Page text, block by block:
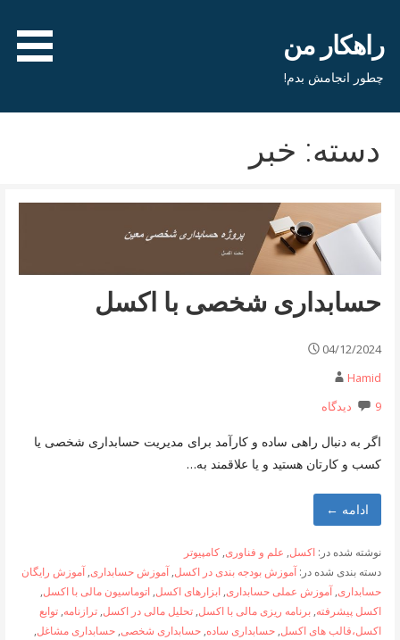
محتواراهکار من
چطور انجامش بدم!
دسته: خبر
حسابداری شخصی با اکسل
04/12/2024
Hamid
9 دیدگاه
اگر به دنبال راهی ساده و کارآمد برای مدیریت حسابداری شخصی یا
کسب و کارتان هستید و یا علاقمند به…
ادامه ←
نوشته شده در: اکسل, علم و فناوری, کامپیوتر
دسته بندی شده در:آموزش بودجه بندی در اکسل,آموزش حسابداری,آموزش رایگان
حسابداری,آموزش عملی حسابداری, ابزارهای اکسل, اتوماسیون مالی با اکسل,
اکسل پیشرفته, برنامه ریزی مالی با اکسل, تحلیل مالی در اکسل, ترازنامه, توابع
اکسل،قالب های اکسل, حسابداری ساده, حسابداری شخصی, حسابداری مشاغل,